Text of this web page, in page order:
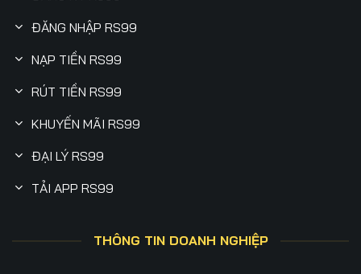
ĐĂNG NHẬP RS99
NẠP TIỀN RS99
RÚT TIỀN RS99
KHUYẾN MÃI RS99
ĐẠI LÝ RS99
TẢI APP RS99
THÔNG TIN DOANH NGHIỆP